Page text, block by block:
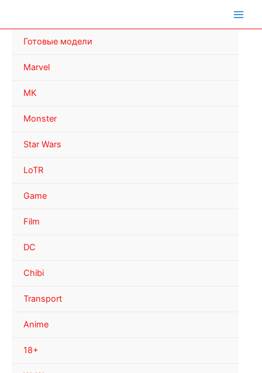
Готовые модели
Marvel
MK
Monster
Star Wars
LoTR
Game
Film
DC
Chibi
Transport
Anime
18+